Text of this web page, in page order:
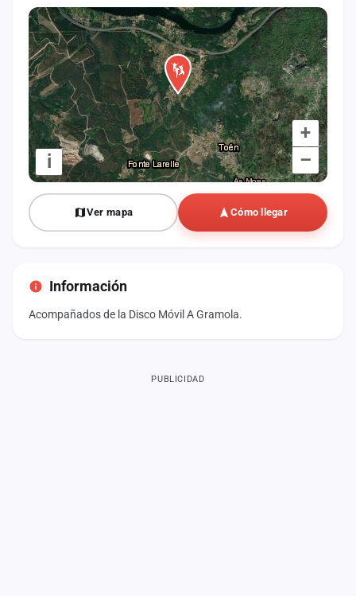
+
–
i
Ver mapa Cómo llegar
Información
Acompañados de la Disco Móvil A Gramola.
PUBLICIDAD